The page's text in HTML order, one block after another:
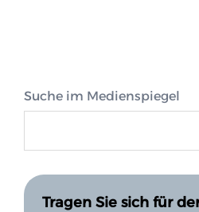
Suche im Medienspiegel
Tragen Sie sich für